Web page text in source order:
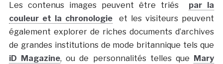
Les contenus images peuvent être triés par la
couleur et la chronologieet les visiteurs peuvent
également explorer de riches documents d’archives
de grandes institutions de mode britannique tels que
iD Magazine, ou de personnalités telles que Mary